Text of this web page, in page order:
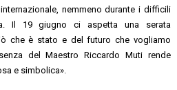
nemmeno durante i difficili
Il 19 giugno ci aspetta una serata
che è stato e del futuro che vogliamo
del Maestro Riccardo Muti rende
e simbolica».